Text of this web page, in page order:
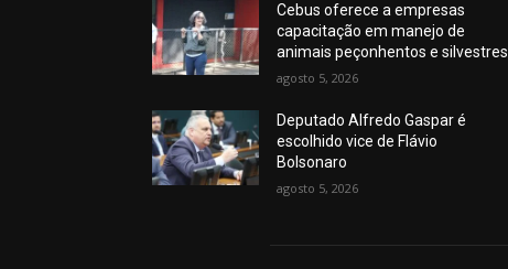
Cebus oferece a empresas
capacitação em manejo de
animais peçonhentos e silvestres
agosto 5, 2026
Deputado Alfredo Gaspar é
escolhido vice de Flávio
Bolsonaro
agosto 5, 2026